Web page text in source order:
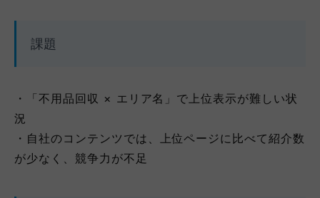
課題
・
「不用品回収 × エリア名」で上位表示が難しい状
況
・自社のコンテンツでは、上位ページに比べて紹介数
が少なく、競争力が不足